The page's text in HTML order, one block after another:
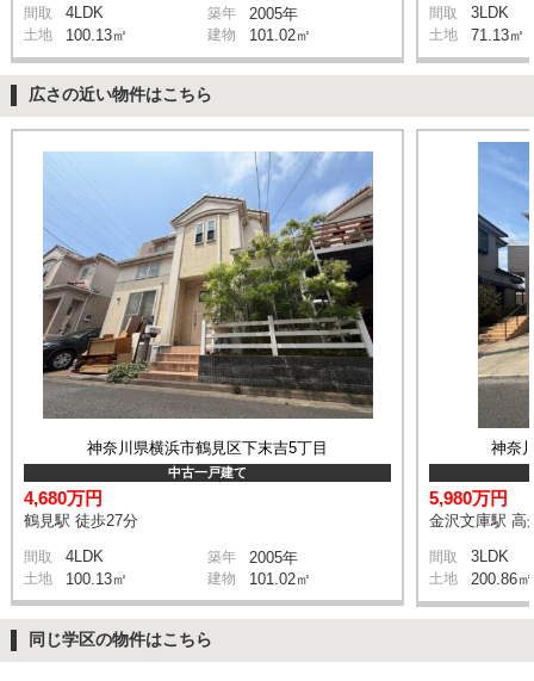
間取 4LDK 築年 2005年
土地 100.13㎡ 建物 101.02㎡
間取 3LDK
土地 71.13㎡
広さの近い物件はこちら
神奈川県横浜市鶴見区下末吉5丁目
中古一戸建て
4,680万円
鶴見駅 徒歩27分
間取 4LDK 築年 2005年
土地 100.13㎡ 建物 101.02㎡
神奈
5,980万円
金沢文庫駅 高
間取 3LDK
土地 200.86㎡
同じ学区の物件はこちら